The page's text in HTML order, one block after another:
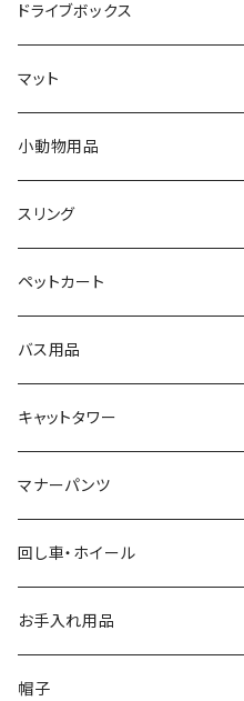
ドライブボックス
マット
小動物用品
スリング
ペットカート
バス用品
キャットタワー
マナーパンツ
回し車・ホイール
お手入れ用品
帽子